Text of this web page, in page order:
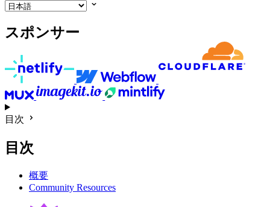
スポンサー
目次
目次
概要
Community Resources